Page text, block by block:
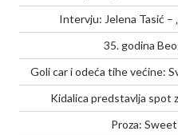
Intervju: Jelena Tasić –
35. godina
Goli car i odeća tihe većine:
Kidalica predstavlja spot
Proza: